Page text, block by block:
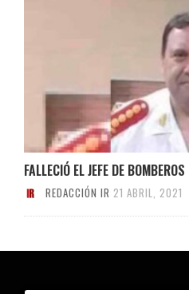
FALLECIÓ EL JEFE DE
REDACCIÓN IR 21 ABRIL, 2021